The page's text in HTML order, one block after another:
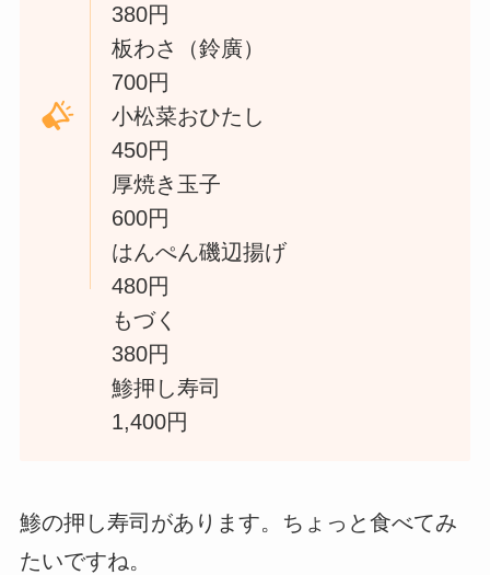
380円
板わさ（鈴廣）
700円
小松菜おひたし
450円
厚焼き玉子
600円
はんぺん磯辺揚げ
480円
もづく
380円
鯵押し寿司
1,400円
鯵の押し寿司があります。ちょっと食べてみ
たいですね。